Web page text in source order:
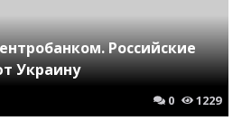
Российские
Украину
0 1229